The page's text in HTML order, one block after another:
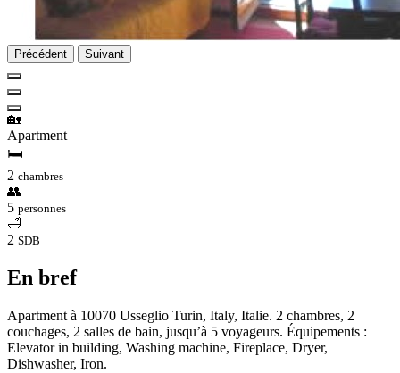
Précédent Suivant
🏡
Apartment
🛏
2 chambres
👥
5 personnes
🛁
2 SDB
En bref
Apartment à 10070 Usseglio Turin, Italy, Italie. 2 chambres, 2
couchages, 2 salles de bain, jusqu’à 5 voyageurs. Équipements :
Elevator in building, Washing machine, Fireplace, Dryer,
Dishwasher, Iron.